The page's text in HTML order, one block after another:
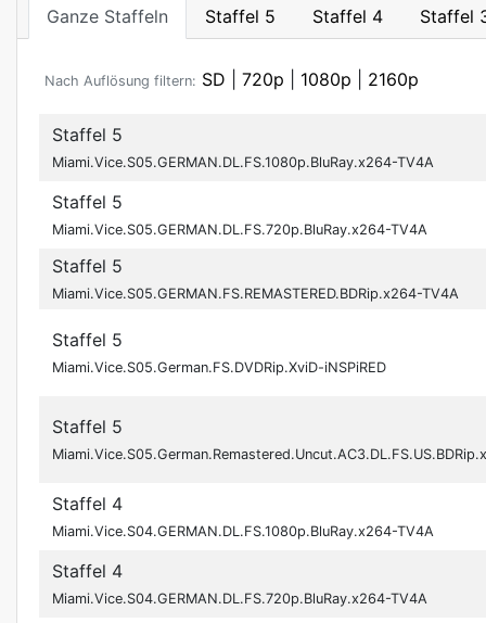
Ganze Staffeln Staffel 5 Staffel 4 Staffel
Nach Auflösung filtern: SD 720p 1080p 2160p
Staffel 5
Miami.Vice.S05.GERMAN.DL.FS.1080p.BluRay.x264-TV4A
Staffel 5
Miami.Vice.S05.GERMAN.DL.FS.720p.BluRay.x264-TV4A
Staffel 5
Miami.Vice.S05.GERMAN.FS.REMASTERED.BDRip.x264-TV4A
Staffel 5
Miami.Vice.S05.German.FS.DVDRip.XviD-iNSPiRED
Staffel 5
Staffel 4
Miami.Vice.S04.GERMAN.DL.FS.1080p.BluRay.x264-TV4A
Staffel 4
Miami.Vice.S04.GERMAN.DL.FS.720p.BluRay.x264-TV4A